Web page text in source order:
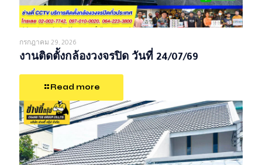
กรกฎาคม 29, 2026
งานติดตั้งกล้องวงจรปิด วันที่ 24/07/69
Read more